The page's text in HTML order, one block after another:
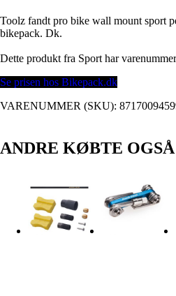
Toolz fandt pro bike wall mount sport
bikepack. Dk.
Dette produkt fra Sport har
Se prisen hos Bikepack.dk
VARENUMMER (SKU):
ANDRE KØBTE OGSÅ